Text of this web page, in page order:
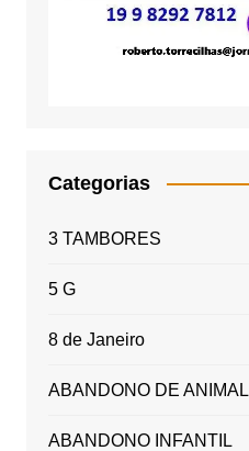
Categorias
3 TAMBORES
5 G
8 de Janeiro
ABANDONO DE ANIMAL
ABANDONO INFANTIL